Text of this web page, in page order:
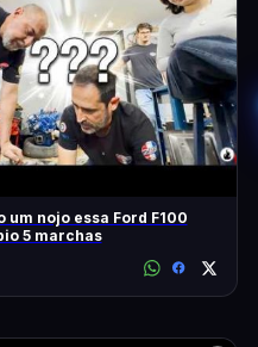
um nojo essa Ford F100
5 marchas